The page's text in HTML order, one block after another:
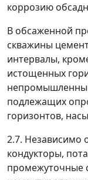
коррозию
В обсаженной
скважины
интервалы,
истощенных
подлежащих
горизонтов,
2.7. Независимо
кондукторы,
промежуточные